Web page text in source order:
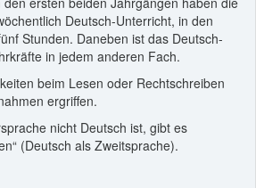
Deutsch-Unterricht, in den
Stunden. Daneben ist das Deutsch-
in jedem anderen Fach.
beim Lesen oder Rechtschreiben
ergriffen.
nicht Deutsch ist, gibt es
(Deutsch als Zweitsprache).